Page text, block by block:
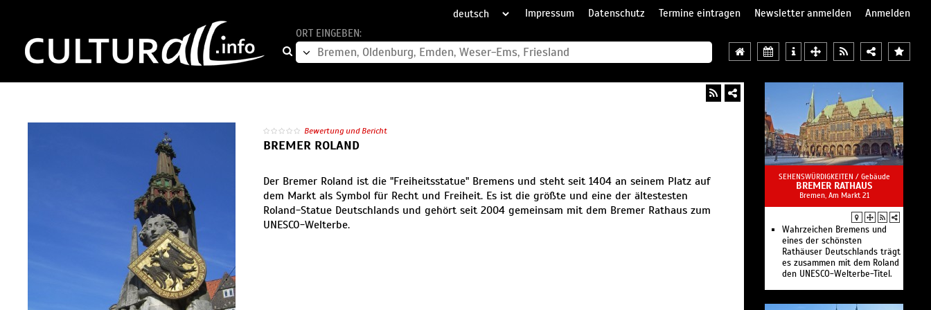
Impressum Datenschutz Termine eintragen Newsletter anmelden
Anmelden
ORT EINGEBEN:
Bewertung und Bericht
BREMER ROLAND
Der Bremer Roland ist die "Freiheitsstatue" Bremens und steht seit 1404 an seinem Platz auf
dem Markt als Symbol für Recht und Freiheit. Es ist die größte und eine der ältestesten
Roland-Statue Deutschlands und gehört seit 2004 gemeinsam mit dem Bremer Rathaus zum
UNESCO-Welterbe.
SEHENSWÜRDIGKEITEN / Gebäude
BREMER RATHAUS
Bremen, Am Markt 21
Wahrzeichen Bremens und
eines der schönsten
Rathäuser Deutschlands trägt
es zusammen mit dem Roland
den UNESCO-Welterbe-Titel.